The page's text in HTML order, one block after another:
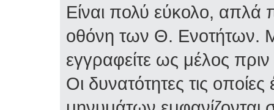
Είναι πολύ εύκολο, απλά
οθόνη των Θ. Ενοτήτων.
εγγραφείτε ως μέλος
Οι δυνατότητες τις